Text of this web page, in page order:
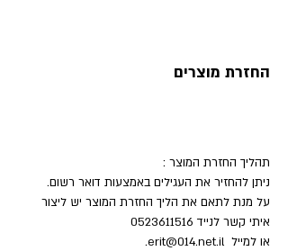
החזרת מוצרים
תהליך החזרת המוצר :
ניתן להחזיר את העגילים באמצעות דואר רשום.
על מנת לתאם את הליך החזרת המוצר יש ליצור
איתי קשר לנייד 0523611516
או למייל erit@014.net.il
.